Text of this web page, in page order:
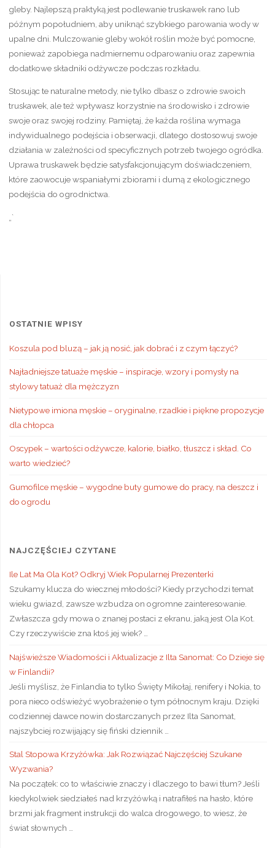
gleby. Najlepszą praktyką jest podlewanie truskawek rano lub
późnym popołudniem, aby uniknąć szybkiego parowania wody w
upalne dni. Mulczowanie gleby wokół roślin może być pomocne,
ponieważ zapobiega nadmiernemu odparowaniu oraz zapewnia
dodatkowe składniki odżywcze podczas rozkładu.
Stosując te naturalne metody, nie tylko dbasz o zdrowie swoich
truskawek, ale też wpływasz korzystnie na środowisko i zdrowie
swoje oraz swojej rodziny. Pamiętaj, że każda roślina wymaga
indywidualnego podejścia i obserwacji, dlatego dostosowuj swoje
działania w zależności od specyficznych potrzeb twojego ogródka.
Uprawa truskawek będzie satysfakcjonującym doświadczeniem,
które zaowocuje wspaniałymi zbiorami i dumą z ekologicznego
podejścia do ogrodnictwa.
„`
OSTATNIE WPISY
Koszula pod bluzą – jak ją nosić, jak dobrać i z czym łączyć?
Najładniejsze tatuaże męskie – inspiracje, wzory i pomysły na
stylowy tatuaż dla mężczyzn
Nietypowe imiona męskie – oryginalne, rzadkie i piękne propozycje
dla chłopca
Oscypek – wartości odżywcze, kalorie, białko, tłuszcz i skład. Co
warto wiedzieć?
Gumofilce męskie – wygodne buty gumowe do pracy, na deszcz i
do ogrodu
NAJCZĘŚCIEJ CZYTANE
Ile Lat Ma Ola Kot? Odkryj Wiek Popularnej Prezenterki
Szukamy klucza do wiecznej młodości? Kiedy przychodzi temat
wieku gwiazd, zawsze wzbudza on ogromne zainteresowanie.
Zwłaszcza gdy mowa o znanej postaci z ekranu, jaką jest Ola Kot.
Czy rzeczywiście zna ktoś jej wiek? …
Najświeższe Wiadomości i Aktualizacje z Ilta Sanomat: Co Dzieje się
w Finlandii?
Jeśli myślisz, że Finlandia to tylko Święty Mikołaj, renifery i Nokia, to
pora nieco odświeżyć wyobrażenie o tym północnym kraju. Dzięki
codziennej dawce nowin dostarczanych przez Ilta Sanomat,
najszybciej rozwijający się fiński dziennik …
Stal Stopowa Krzyżówka: Jak Rozwiązać Najczęściej Szukane
Wyzwania?
Na początek: co to właściwie znaczy i dlaczego to bawi tłum? Jeśli
kiedykolwiek siedziałeś nad krzyżówką i natrafiłeś na hasło, które
brzmi jak fragment instrukcji do walca drogowego, to wiesz, że
świat słownych …